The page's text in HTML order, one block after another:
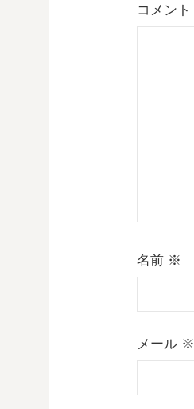
ー
コメント
名前 ※
メール ※